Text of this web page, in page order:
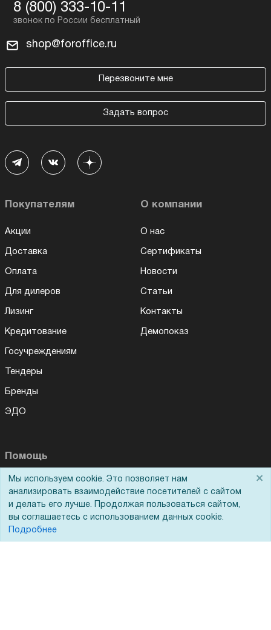
8 (800) 333-10-11
shop@foroffice.ru
Перезвоните мне
Задать вопрос
Покупателям
Акции
Доставка
Оплата
Для дилеров
Лизинг
Кредитование
Госучреждениям
Тендеры
Бренды
ЭДО
О компании
О нас
Сертификаты
Новости
Статьи
Контакты
Демопоказ
Помощь
Вопрос-ответ
Реквизиты
Сервисный центр
Мы используем cookie. Это позволяет нам
анализировать взаимодействие посетителей с сайтом
и делать его лучше. Продолжая пользоваться сайтом,
вы соглашаетесь с использованием данных cookie.
Подробнее
×